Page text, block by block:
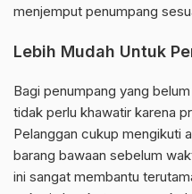
menjemput penumpang
Lebih Mudah Untuk
Bagi penumpang yang
tidak perlu khawatir karena
Pelanggan cukup mengikuti
barang bawaan sebelum
ini sangat membantu